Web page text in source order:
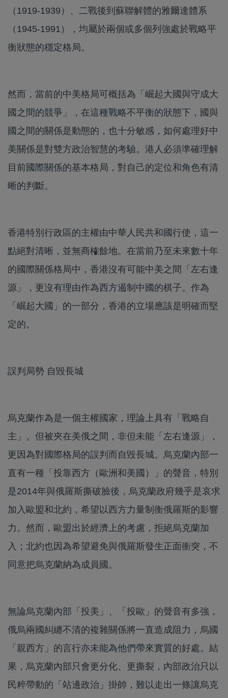
（1919-1939）、二戰後到蘇聯解體的雅爾達體系
（1945-1991），均屬於兩個或多個列強處於戰略平
衡狀態的穩定格局。
然而，當前的中美格局可概括為「崛起大國與守成大
國之間的競爭」，在這種戰略不平衡的狀態下，國與
國之間的關係是動態的，也十分敏感，如何處理好中
美關係是對雙方政治智慧的考驗。港人必須準確理解
目前國際關係的基本格局，對自己的定位和角色有清
晰的判斷。
香港特別行政區的主權由中華人民共和國行使，這一
點絕對清晰，並無商榷餘地。在當前乃至未來數十年
的國際關係格局中，香港沒有可能中美之間「左右逢
源」，更沒有理由作為西方遏制中國的棋子。作為
「崛起大國」的一部分，香港的立場應該是明確而堅
定的。
誤判局勢 自毀長城
烏克蘭作為是一個主權國家，理論上具有「戰略自
主」。但被夾在美俄之間，非但未能「左右逢源」，
更因為對國際格局的誤判而自毀長城。烏克蘭內部一
直有一種「投靠西方（歐洲和美國）」的聲音，特別
是2014年與俄羅斯撕破臉後，烏克蘭政府幾乎是哀求
加入歐盟和北約，希望以西方力量制衡俄羅斯的影響
力。然而，歐盟出於經濟上的考慮，拒絕烏克蘭加
入；北約也因為希望避免與俄羅斯發生正面衝突，不
同意把烏克蘭納為成員國。
無論烏克蘭內部「投美」、「投歐」的聲音有多強，
俄烏兩國糾纏不清的複雜關係將一直造成阻力，烏國
「親西方」的言行亦未能為他們帶來實質的好處。結
果，烏克蘭內部只會更分化、更撕裂，內部政治只以
民粹帶動的「站邊政治」掛帥，難以走出一條讓烏克